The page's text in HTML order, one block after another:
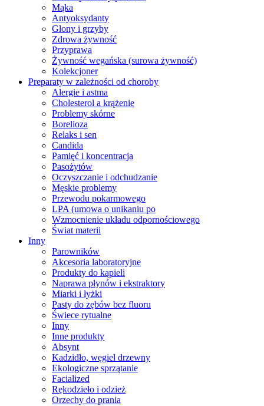
Mąka
Antyoksydanty
Glony i grzyby
Zdrowa żywność
Przyprawa
Żywność wegańska (surowa żywność)
Kolekcjoner
Preparaty w zależności od choroby
Alergie i astma
Cholesterol a krążenie
Problemy skórne
Borelioza
Relaks i sen
Candida
Pamięć i koncentracja
Pasożytów
Oczyszczanie i odchudzanie
Męskie problemy
Przewodu pokarmowego
LPA (umowa o unikaniu po
Wzmocnienie układu odpornościowego
Świat materii
Inny
Parowników
Akcesoria laboratoryjne
Produkty do kąpieli
Naprawa płynów i ekstraktory
Miarki i łyżki
Pasty do zębów bez fluoru
Świece rytualne
Inny
Inne produkty
Absynt
Kadzidło, węgiel drzewny
Ekologiczne sprzątanie
Facialized
Rękodzieło i odzież
Orzechy do prania